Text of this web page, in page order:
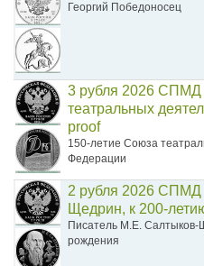
Георгий Победоносец
3 рубля 2026 СПМД
театральных
proof
150-летие Союза
Федерации
2 рубля 2026 СПМД
Щедрин, к 200-
Писатель М.Е. Салтыков-
рождения